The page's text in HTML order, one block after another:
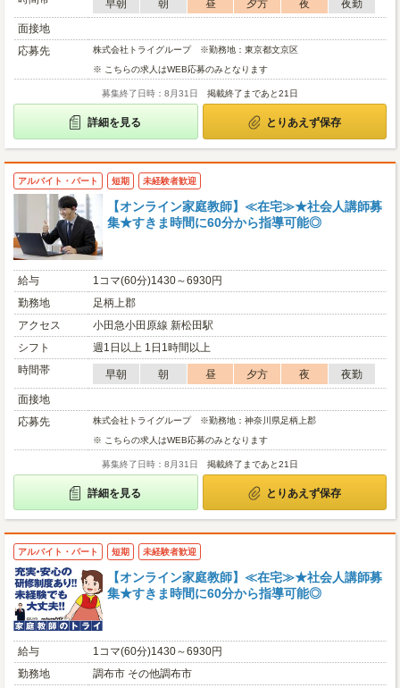
早朝 朝 昼 夕方 夜
夜勤
面接地
応募先
株式会社トライグループ ※勤務地：東京都文京区
※ こちらの求人はWEB応募のみとなります
募集終了日時：8月31日 掲載終了まであと21日
詳細を見る とりあえず保存
アルバイト・パート 短期 未経験者歓迎
【オンライン家庭教師】≪在宅≫★社会人講師募
集★すきま時間に60分から指導可能◎
給与
1コマ(60分)1430～6930円
勤務地
足柄上郡
アクセス
小田急小田原線 新松田駅
シフト
週1日以上 1日1時間以上
時間帯
早朝 朝 昼 夕方 夜
夜勤
面接地
応募先
株式会社トライグループ ※勤務地：神奈川県足柄上郡
※ こちらの求人はWEB応募のみとなります
募集終了日時：8月31日 掲載終了まであと21日
詳細を見る とりあえず保存
アルバイト・パート 短期 未経験者歓迎
【オンライン家庭教師】≪在宅≫★社会人講師募
集★すきま時間に60分から指導可能◎
給与
1コマ(60分)1430～6930円
勤務地
調布市 その他調布市